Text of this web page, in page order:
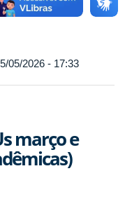
05/2026 - 17:33
março e